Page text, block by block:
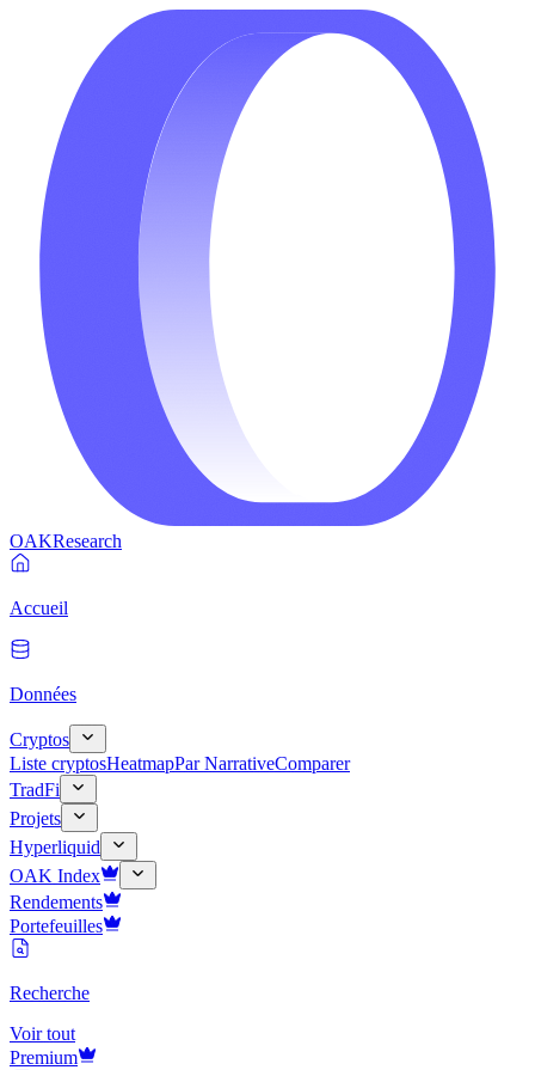
OAKResearch
Accueil
Données
Cryptos
Liste cryptosHeatmapPar NarrativeComparer
TradFi
Projets
Hyperliquid
OAK Index
Rendements
Portefeuilles
Recherche
Voir tout
Premium